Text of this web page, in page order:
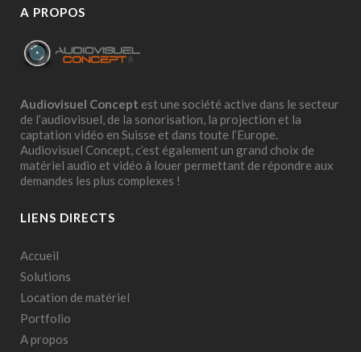
A PROPOS
Audiovisuel Concept est une société active dans le secteur
de l’audiovisuel, de la sonorisation, la projection et la
captation vidéo en Suisse et dans toute l’Europe.
Audiovisuel Concept, c’est également un grand choix de
matériel audio et vidéo à louer permettant de répondre aux
demandes les plus complexes !
LIENS DIRECTS
Accueil
Solutions
Location de matériel
Portfolio
A propos